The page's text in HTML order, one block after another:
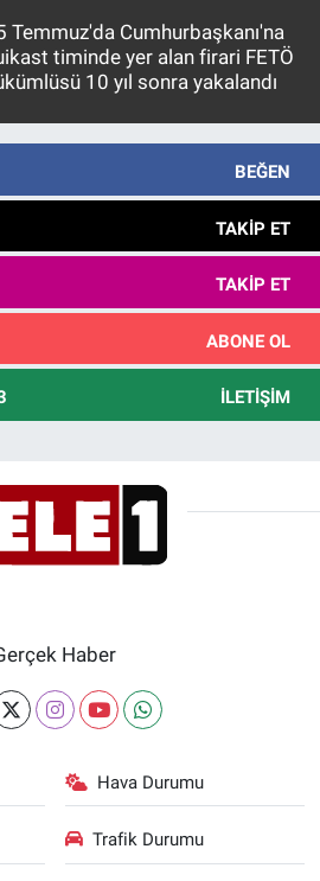
Temmuz'da Cumhurbaşkanı'na
timinde yer alan firari FETÖ
10 yıl sonra yakalandı
BEĞEN
TAKIP ET
TAKIP ET
ABONE OL
İLETIŞIM
Haber
Hava Durumu
Trafik Durumu